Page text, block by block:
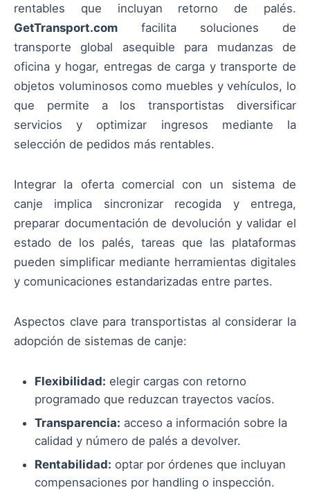
rentables que incluyan retorno de palés.
GetTransport.com facilita soluciones de
transporte global asequible para mudanzas de
oficina y hogar, entregas de carga y transporte de
objetos voluminosos como muebles y vehículos, lo
que permite a los transportistas diversificar
servicios y optimizar ingresos mediante la
selección de pedidos más rentables.
Integrar la oferta comercial con un sistema de
canje implica sincronizar recogida y entrega,
preparar documentación de devolución y validar el
estado de los palés, tareas que las plataformas
pueden simplificar mediante herramientas digitales
y comunicaciones estandarizadas entre partes.
Aspectos clave para transportistas al considerar la
adopción de sistemas de canje:
Flexibilidad: elegir cargas con retorno
programado que reduzcan trayectos vacíos.
Transparencia: acceso a información sobre la
calidad y número de palés a devolver.
Rentabilidad: optar por órdenes que incluyan
compensaciones por handling o inspección.